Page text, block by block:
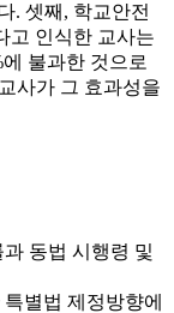
. 셋째, 학교안전
고 인식한 교사는
불과한 것으로
사가 그 효과성을
동법 시행령 및
별법 제정방향에